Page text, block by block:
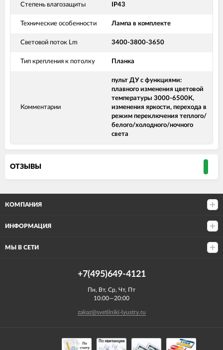
Степень влагозащиты IP43
Технические особенности Лампа в комплекте
Световой поток Lm 3400-3800-3650
Тип крепления к потолку Планка
Комментарии
пульт ДУ с функциями:
плавного изменения цветовой
температуры 3000-6500К,
изменения яркости, перехода в
режим переключения теплого/
белого/холодного/ночного
света
ОТЗЫВЫ
КОМПАНИЯ
ИНФОРМАЦИЯ
МЫ В СЕТИ
+7(495)649-4121
Пн, Вт, Ср, Чт, Пт
10:00—20:00
zakaz@svetilniki-lyustry.ru